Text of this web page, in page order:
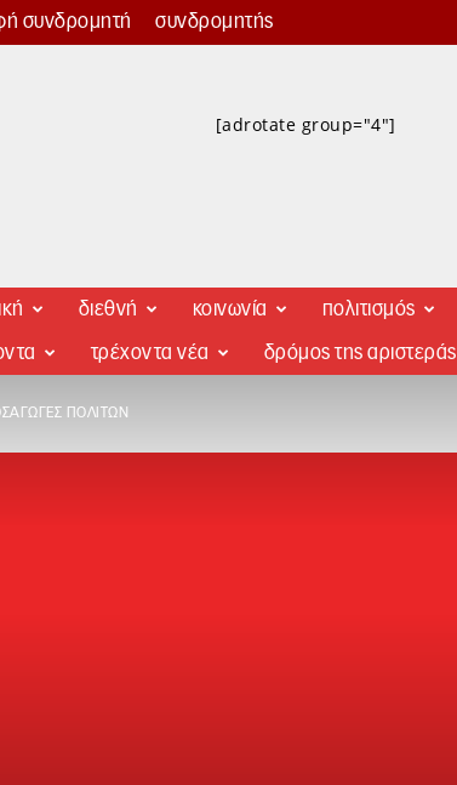
συνδρομητή συνδρομητής
[adrotate group="4"]
διεθνή κοινωνία πολιτισμός
τρέχοντα νέα δρόμος της αριστεράς
ΠΟΛΙΤΏΝ